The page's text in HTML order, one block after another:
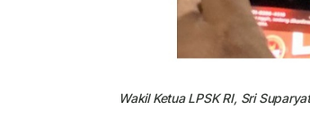
Wakil Ketua LPSK RI, Sri